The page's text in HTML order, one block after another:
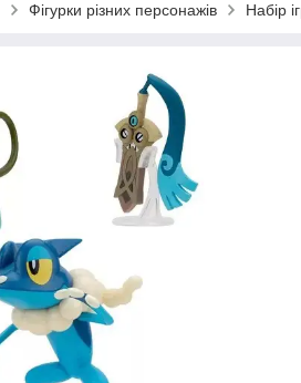
Фігурки різних персонажів Набір